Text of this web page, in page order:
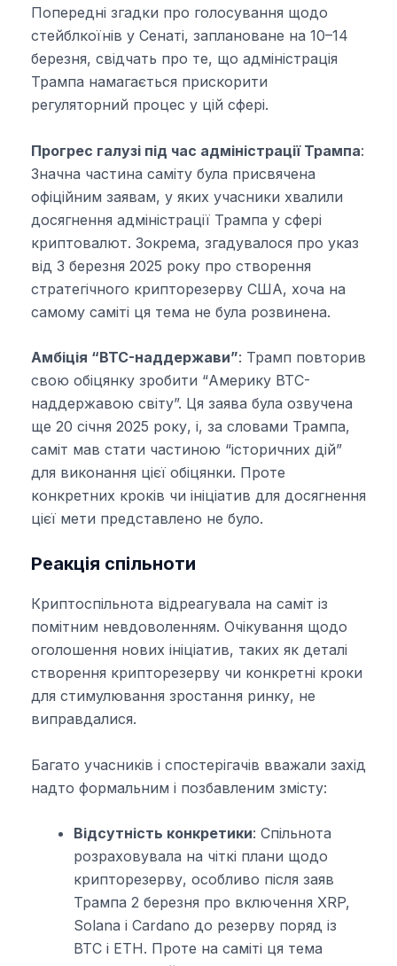
Попередні згадки про голосування щодо
стейблкоїнів у Сенаті, заплановане на 10–14
березня, свідчать про те, що адміністрація
Трампа намагається прискорити
регуляторний процес у цій сфері.
Прогрес галузі під час адміністрації Трампа:
Значна частина саміту була присвячена
офіційним заявам, у яких учасники хвалили
досягнення адміністрації Трампа у сфері
криптовалют. Зокрема, згадувалося про указ
від 3 березня 2025 року про створення
стратегічного крипторезерву США, хоча на
самому саміті ця тема не була розвинена.
Амбіція “BTC-наддержави”: Трамп повторив
свою обіцянку зробити “Америку BTC-
наддержавою світу”. Ця заява була озвучена
ще 20 січня 2025 року, і, за словами Трампа,
саміт мав стати частиною “історичних дій”
для виконання цієї обіцянки. Проте
конкретних кроків чи ініціатив для досягнення
цієї мети представлено не було.
Реакція спільноти
Криптоспільнота відреагувала на саміт із
помітним невдоволенням. Очікування щодо
оголошення нових ініціатив, таких як деталі
створення крипторезерву чи конкретні кроки
для стимулювання зростання ринку, не
виправдалися.
Багато учасників і спостерігачів вважали захід
надто формальним і позбавленим змісту:
Відсутність конкретики: Спільнота
розраховувала на чіткі плани щодо
крипторезерву, особливо після заяв
Трампа 2 березня про включення XRP,
Solana і Cardano до резерву поряд із
BTC і ETH. Проте на саміті ця тема